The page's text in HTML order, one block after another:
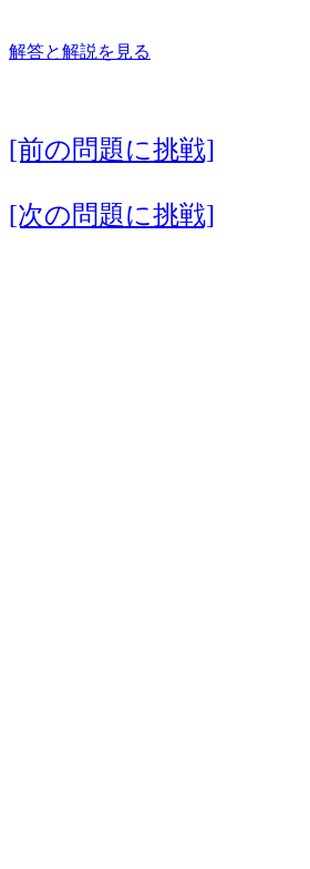
解答と解説を見る
[前の問題に挑戦]
[次の問題に挑戦]